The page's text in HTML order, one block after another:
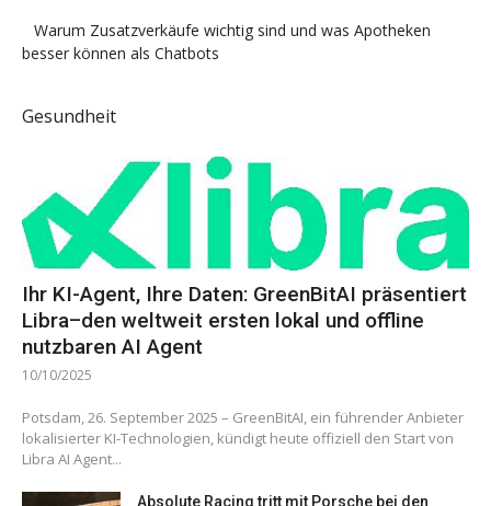
Warum Zusatzverkäufe wichtig sind und was Apotheken
besser können als Chatbots
Gesundheit
Ihr KI-Agent, Ihre Daten: GreenBitAI präsentiert
Libra–den weltweit ersten lokal und offline
nutzbaren AI Agent
10/10/2025
Potsdam, 26. September 2025 – GreenBitAI, ein führender Anbieter
lokalisierter KI-Technologien, kündigt heute offiziell den Start von
Libra AI Agent...
Absolute Racing tritt mit Porsche bei den